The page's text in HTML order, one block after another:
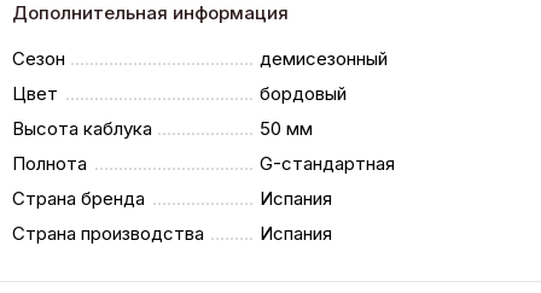
Дополнительная информация
Сезон
демисезонный
Цвет
бордовый
Высота каблука
50 мм
Полнота
G-стандартная
Страна бренда
Испания
Страна производства
Испания